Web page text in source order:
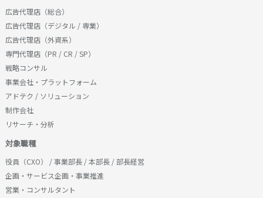
広告代理店（総合）
広告代理店（デジタル / 専業）
広告代理店（外資系）
専門代理店（PR / CR / SP）
戦略コンサル
事業会社・プラットフォーム
アドテク / ソリューション
制作会社
リサーチ・分析
対象職種
役員（CXO） / 事業部長 / 本部長 / 部長経営
企画・サービス企画・事業推進
営業・コンサルタント